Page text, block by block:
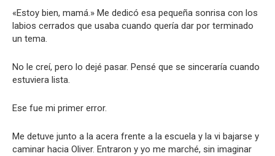
«Estoy bien, mamá.» Me dedicó esa pequeña sonrisa con los
labios cerrados que usaba cuando quería dar por terminado
un tema.
No le creí, pero lo dejé pasar. Pensé que se sinceraría cuando
estuviera lista.
Ese fue mi primer error.
Me detuve junto a la acera frente a la escuela y la vi bajarse y
caminar hacia Oliver. Entraron y yo me marché, sin imaginar